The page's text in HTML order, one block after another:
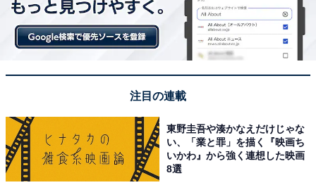
1位にランクインしたのは、北村一輝さんです。見上愛
さん演じるヒロイン・一ノ瀬りんの父親である一ノ瀬信
右衛門を演じています。
注目の連載
東野圭吾や湊かなえだけじゃな
い、「業と罪」を描く『映画ち
いかわ』から強く連想した映画
8選